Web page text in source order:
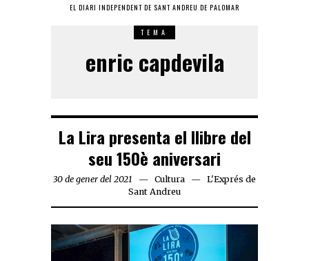
EL DIARI INDEPENDENT DE SANT ANDREU DE PALOMAR
TEMA
enric capdevila
La Lira presenta el llibre del
seu 150è aniversari
30 de gener del 2021 Cultura
L'Exprés de
Sant Andreu